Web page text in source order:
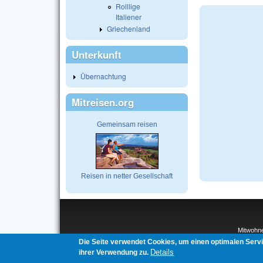
Rolllige
Italiener
Griechenland
Unterkunft
Übernachtung
Mitreisen.org
Gemeinsam reisen
Reisen in netter Gesellschaft
Die Seite verwendet Cookies, um einen optimalen
ihrer Verwendung zu. Details